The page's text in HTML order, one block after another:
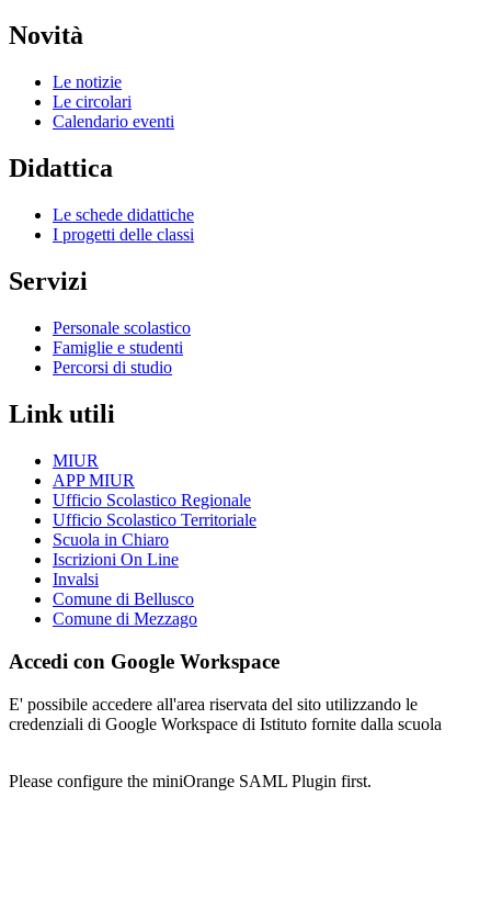
Novità
Le notizie
Le circolari
Calendario eventi
Didattica
Le schede didattiche
I progetti delle classi
Servizi
Personale scolastico
Famiglie e studenti
Percorsi di studio
Link utili
MIUR
APP MIUR
Ufficio Scolastico Regionale
Ufficio Scolastico Territoriale
Scuola in Chiaro
Iscrizioni On Line
Invalsi
Comune di Bellusco
Comune di Mezzago
Accedi con Google Workspace
E' possibile accedere all'area riservata del sito utilizzando le
credenziali di Google Workspace di Istituto fornite dalla scuola
Please configure the miniOrange SAML Plugin first.